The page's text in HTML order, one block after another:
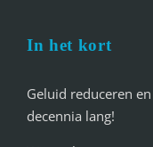
In het kort
Geluid reduceren
decennia lang!